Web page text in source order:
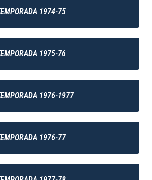
1974-75
1975-76
1976-1977
1976-77